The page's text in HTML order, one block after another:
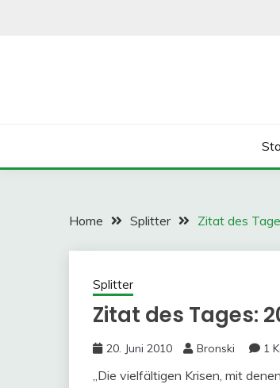
Home Splitter Zitat des
Splitter
Zitat des Tages:
20. Juni 2010 Bronski 1
„Die vielfältigen Krisen, mit